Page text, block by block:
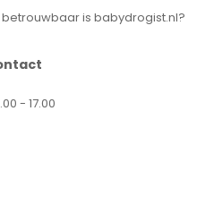
is babydrogist.nl?
- 17.00